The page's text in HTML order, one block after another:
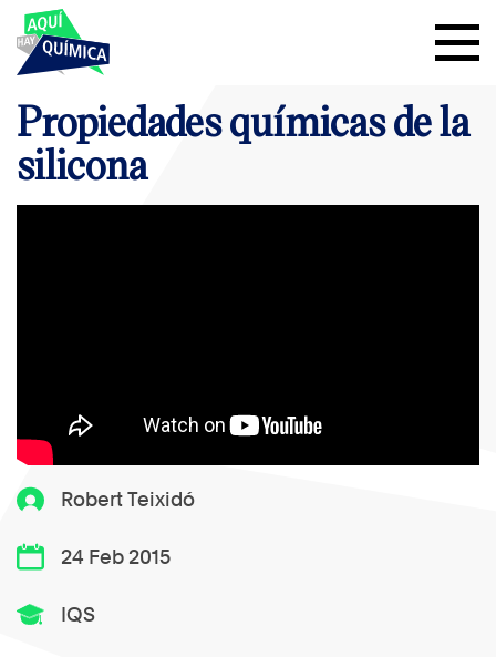
Robert Teixidó
24 Feb 2015
IQS
Propiedades químicas de la
silicona